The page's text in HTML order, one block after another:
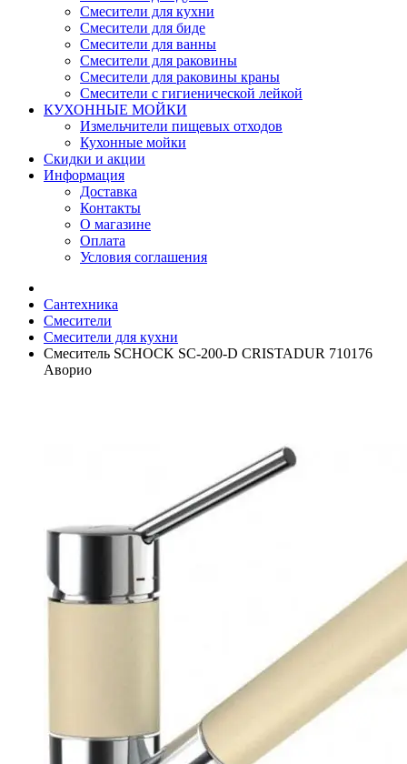
Смесители для кухни
Смесители для биде
Смесители для ванны
Смесители для раковины
Смесители для раковины краны
Смесители с гигиенической лейкой
КУХОННЫЕ МОЙКИ
Измельчители пищевых отходов
Кухонные мойки
Скидки и акции
Информация
Доставка
Контакты
О магазине
Оплата
Условия соглашения
Сантехника
Смесители
Смесители для кухни
Смеситель SCHOCK SC-200-D CRISTADUR 710176
Аворио